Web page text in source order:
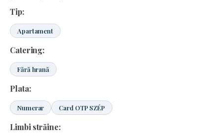
Tip:
Apartament
Catering:
Fără hrană
Plata:
Numerar Card OTP SZÉP
Limbi străine: